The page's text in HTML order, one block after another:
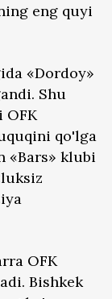
eng quyi
«Dordoy»
Shu
OFK
qo'lga
klubi
OFK
Bishkek